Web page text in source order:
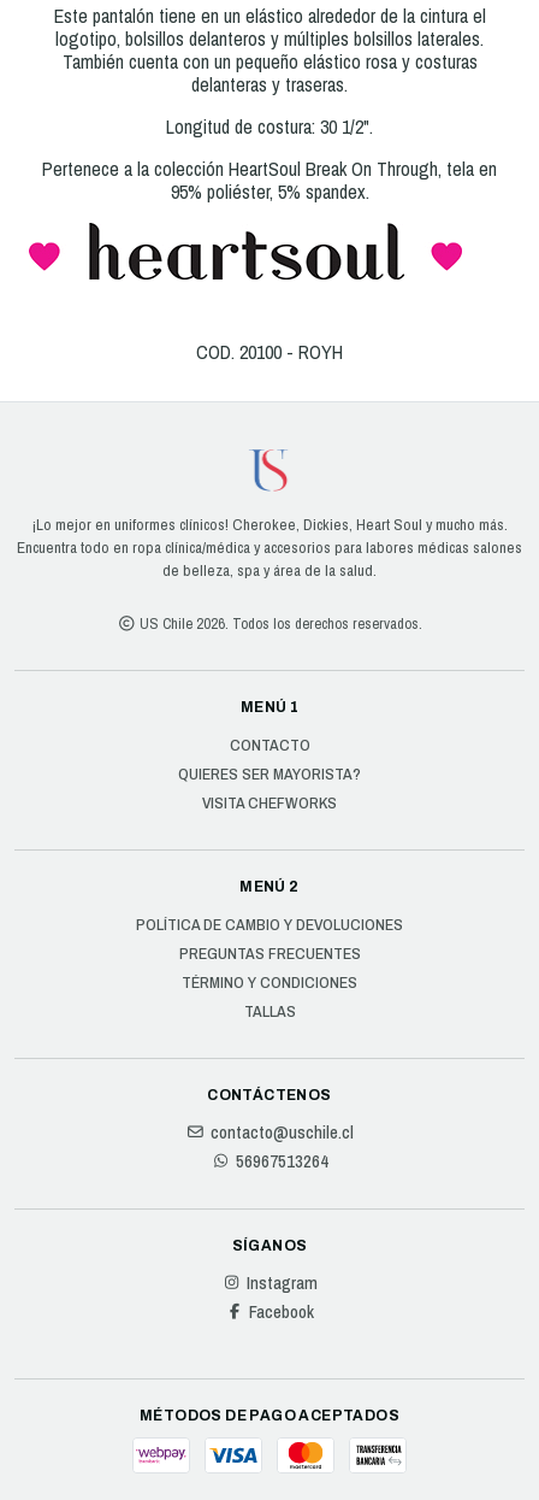
Este pantalón tiene en un elástico alrededor de la cintura el
logotipo, bolsillos delanteros y múltiples bolsillos laterales.
También cuenta con un pequeño elástico rosa y costuras
delanteras y traseras.
Longitud de costura: 30 1/2".
Pertenece a la colección HeartSoul Break On Through, tela en
95% poliéster, 5% spandex.
COD. 20100 - ROYH
¡Lo mejor en uniformes clínicos! Cherokee, Dickies, Heart Soul y mucho más.
Encuentra todo en ropa clínica/médica y accesorios para labores médicas salones
de belleza, spa y área de la salud.
US Chile 2026. Todos los derechos reservados.
MENÚ 1
CONTACTO
QUIERES SER MAYORISTA?
VISITA CHEFWORKS
MENÚ 2
POLÍTICA DE CAMBIO Y DEVOLUCIONES
PREGUNTAS FRECUENTES
TÉRMINO Y CONDICIONES
TALLAS
CONTÁCTENOS
contacto@uschile.cl
56967513264
SÍGANOS
Instagram
Facebook
MÉTODOS DE PAGO ACEPTADOS